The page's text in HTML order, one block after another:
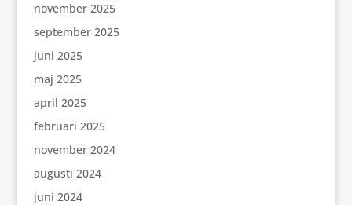
november 2025
september 2025
juni 2025
maj 2025
april 2025
februari 2025
november 2024
augusti 2024
juni 2024